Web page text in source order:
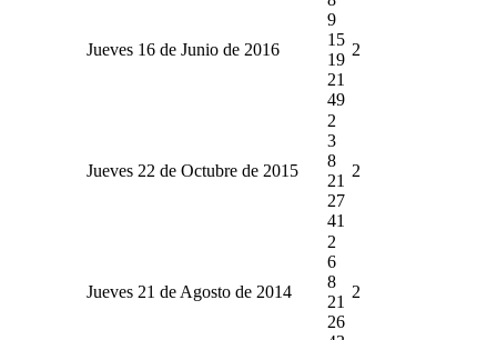
Jueves 16 de Junio de 2016
9
15
19
21
49
2
Jueves 22 de Octubre de 2015
2
3
8
21
27
41
2
Jueves 21 de Agosto de 2014
2
6
8
21
26
2